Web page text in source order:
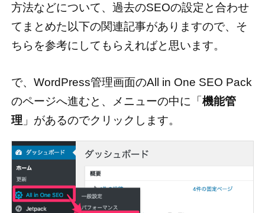
方法などについて、過去のSEOの設定と合わせ
てまとめた以下の関連記事がありますので、そ
ちらを参考にしてもらえればと思います。
で、WordPress管理画面のAll in One SEO Pack
のページへ進むと、メニューの中に「機能管
理 」があるのでクリックします。